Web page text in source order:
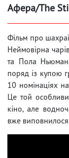
Афера/The
Фільм про
Неймовірна
та Пола
поряд із купою
10 номінаціях
Це той
кіно, але
вже